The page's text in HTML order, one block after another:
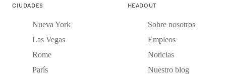
CIUDADES
Nueva York
Las Vegas
Rome
París
HEADOUT
Sobre nosotros
Empleos
Noticias
Nuestro blog